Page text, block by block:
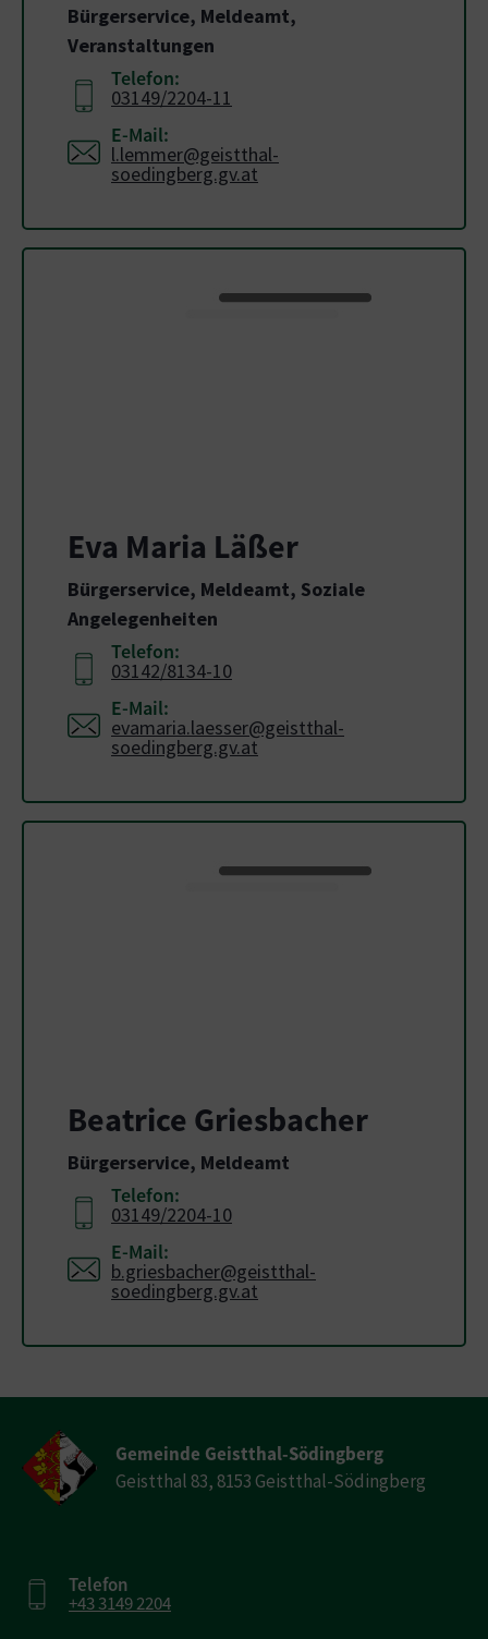
Bürgerservice, Meldeamt,
Veranstaltungen
Telefon:
03149/2204-11
E-Mail:
l.lemmer@geistthal-
soedingberg.gv.at
Eva Maria Läßer
Bürgerservice, Meldeamt, Soziale
Angelegenheiten
Telefon:
03142/8134-10
E-Mail:
evamaria.laesser@geistthal-
soedingberg.gv.at
Beatrice Griesbacher
Bürgerservice, Meldeamt
Telefon:
03149/2204-10
E-Mail:
b.griesbacher@geistthal-
soedingberg.gv.at
Gemeinde Geistthal-Södingberg
Geistthal 83, 8153 Geistthal-Södingberg
Telefon
+43 3149 2204